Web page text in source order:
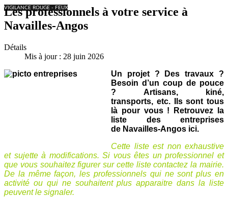
VIGILANCE ROUGE - FEUX
Les professionnels à votre service à
Navailles-Angos
Détails
Mis à jour : 28 juin 2026
Un projet ? Des travaux ?
Besoin d’un coup de pouce
? Artisans, kiné,
transports, etc. Ils sont tous
là pour vous !
Retrouvez la
liste des entreprises
de Navailles-Angos ici.
Cette liste est non exhaustive
et sujette à modifications. Si vous êtes un professionnel et
que vous souhaitez figurer sur cette liste contactez la mairie.
De la même façon, les professionnels qui ne sont plus en
activité ou qui ne souhaitent plus apparaitre dans la liste
peuvent le signaler.